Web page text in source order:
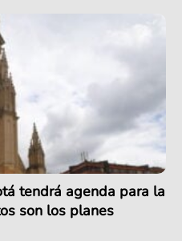
tendrá agenda para la
son los planes